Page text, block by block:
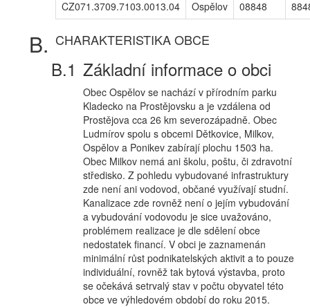
CZ071.3709.7103.0013.04
Ospělov 08848
CHARAKTERISTIKA OBCE
Základní informace o obci
Obec Ospělov se nachází v přírodním parku
Kladecko na Prostějovsku a je vzdálena od
Prostějova cca 26 km severozápadně. Obec
Ludmírov spolu s obcemi Dětkovice, Milkov,
Ospělov a Ponikev zabírají plochu 1503 ha.
Obec Milkov nemá ani školu, poštu, či zdravotní
středisko. Z pohledu vybudované infrastruktury
zde není ani vodovod, občané využívají studní.
Kanalizace zde rovněž není o jejím vybudování
a vybudování vodovodu je sice uvažováno,
problémem realizace je dle sdělení obce
nedostatek financí. V obci je zaznamenán
minimální růst podnikatelských aktivit a to pouze
individuální, rovněž tak bytová výstavba, proto
se očekává setrvalý stav v počtu obyvatel této
obce ve výhledovém období do roku 2015.